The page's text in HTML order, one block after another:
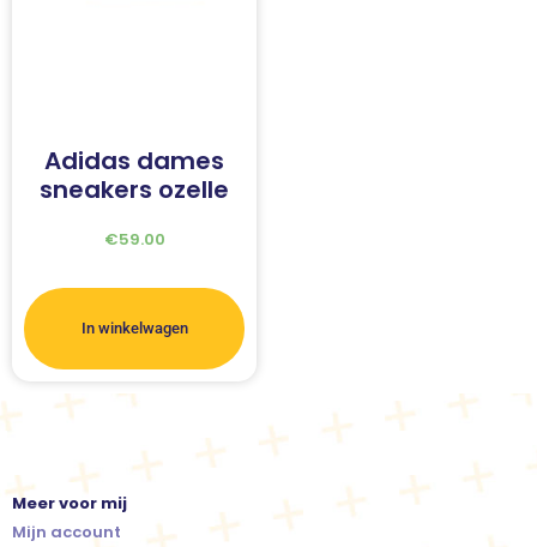
Adidas dames
sneakers ozelle
€59.00
In winkelwagen
Meer voor mij
Mijn account